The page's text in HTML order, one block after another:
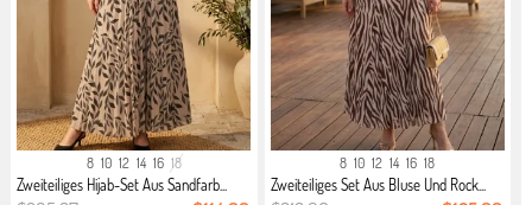
8 10 12 14 16 18
Zweiteiliges Hijab-Set Aus Sandfarb...
8 10 12 14 16 18
Zweiteiliges Set Aus Bluse Und Rock...